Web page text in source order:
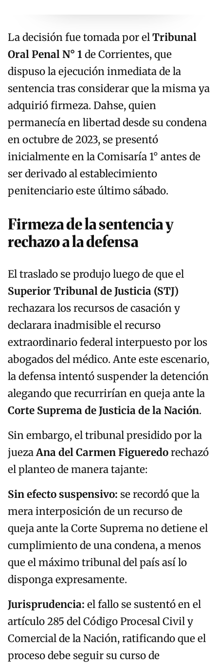
La decisión fue tomada por elTribunal
Oral Penal N° 1de Corrientes, que
dispuso la ejecución inmediata de la
sentencia tras considerar que la misma ya
adquirió firmeza. Dahse, quien
permanecía en libertad desde su condena
en octubre de 2023, se presentó
inicialmente en la Comisaría 1° antes de
ser derivado al establecimiento
penitenciario este último sábado.
Firmeza de la sentencia y
rechazo a la defensa
El traslado se produjo luego de que el
Superior Tribunal de Justicia (STJ)
rechazara los recursos de casación y
declarara inadmisible el recurso
extraordinario federal interpuesto por los
abogados del médico. Ante este escenario,
la defensa intentó suspender la detención
alegando que recurrirían en queja ante la
Corte Suprema de Justicia de la Nación.
Sin embargo, el tribunal presidido por la
juezaAna del Carmen Figueredorechazó
el planteo de manera tajante:
Sin efecto suspensivo: se recordó que la
mera interposición de un recurso de
queja ante la Corte Suprema no detiene el
cumplimiento de una condena, a menos
que el máximo tribunal del país así lo
disponga expresamente.
Jurisprudencia: el fallo se sustentó en el
artículo 285 del Código Procesal Civil y
Comercial de la Nación, ratificando que el
proceso debe seguir su curso de